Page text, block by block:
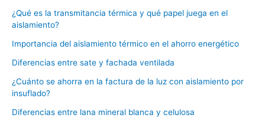
¿Qué es la transmitancia térmica y qué papel juega en el
aislamiento?
Importancia del aislamiento térmico en el ahorro energético
Diferencias entre sate y fachada ventilada
¿Cuánto se ahorra en la factura de la luz con aislamiento por
insuflado?
Diferencias entre lana mineral blanca y celulosa